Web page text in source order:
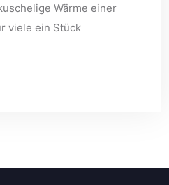
Wärme einer
viele ein Stück